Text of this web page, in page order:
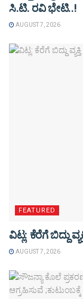
ಸಿ.ಟಿ. ರವಿ ಭೇಟಿ..!
AUGUST 7, 2026
FEATURED
ವಿಟ್ಲ: ಕೆರೆಗೆ ಬಿದ್ದು
AUGUST 7, 2026